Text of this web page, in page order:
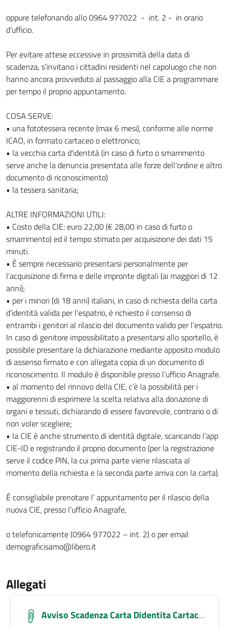
oppure telefonando allo 0964 977022 - int. 2 - in orario
d’ufficio.
Per evitare attese eccessive in prossimità della data di
scadenza, s’invitano i cittadini residenti nel capoluogo che non
hanno ancora provveduto al passaggio alla CIE a programmare
per tempo il proprio appuntamento.
COSA SERVE:
• una fototessera recente (max 6 mesi), conforme alle norme
ICAO, in formato cartaceo o elettronico;
• la vecchia carta d'identità (in caso di furto o smarrimento
serve anche la denuncia presentata alle forze dell'ordine e altro
documento di riconoscimento)
• la tessera sanitaria;
ALTRE INFORMAZIONI UTILI:
• Costo della CIE: euro 22,00 (€ 28,00 in caso di furto o
smarrimento) ed il tempo stimato per acquisizione dei dati 15
minuti.
• È sempre necessario presentarsi personalmente per
l’acquisizione di firma e delle impronte digitali (ai maggiori di 12
anni);
• per i minori (di 18 anni) italiani, in caso di richiesta della carta
d’identità valida per l’espatrio, è richiesto il consenso di
entrambi i genitori al rilascio del documento valido per l’espatrio.
In caso di genitore impossibilitato a presentarsi allo sportello, è
possibile presentare la dichiarazione mediante apposito modulo
di assenso firmato e con allegata copia di un documento di
riconoscimento. Il modulo è disponibile presso l’ufficio Anagrafe.
• al momento del rinnovo della CIE, c’è la possibilità per i
maggiorenni di esprimere la scelta relativa alla donazione di
organi e tessuti, dichiarando di essere favorevole, contrario o di
non voler scegliere;
• la CIE è anche strumento di identità digitale, scaricando l’app
CIE-ID e registrando il proprio documento (per la registrazione
serve il codice PIN, la cui prima parte viene rilasciata al
momento della richiesta e la seconda parte arriva con la carta).
È consigliabile prenotare l’ appuntamento per il rilascio della
nuova CIE, presso l’ufficio Anagrafe,
o telefonicamente (0964 977022 – int. 2) o per email
demograficisamo@libero.it
Allegati
Avviso Scadenza Carta Didentita Cartacea